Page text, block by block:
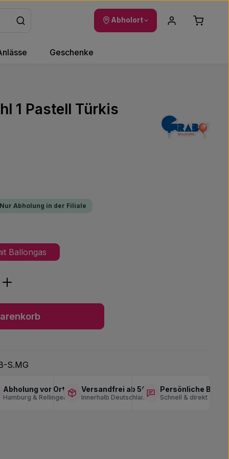
Abholort
Geschenke
1 Pastell Türkis
Abholung in der Filiale
Ballongas
den gewünschten Wert ein oder
S.MG
Abholung vor Ort
Hamburg & Rellingen
Versandfrei ab 50 €
Innerhalb Deutschlands
Persönliche
Schnell & direkt